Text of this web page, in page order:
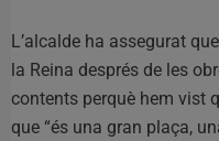
L’alcalde ha assegurat que
la Reina després de les
contents perquè hem vist
que “és una gran plaça,